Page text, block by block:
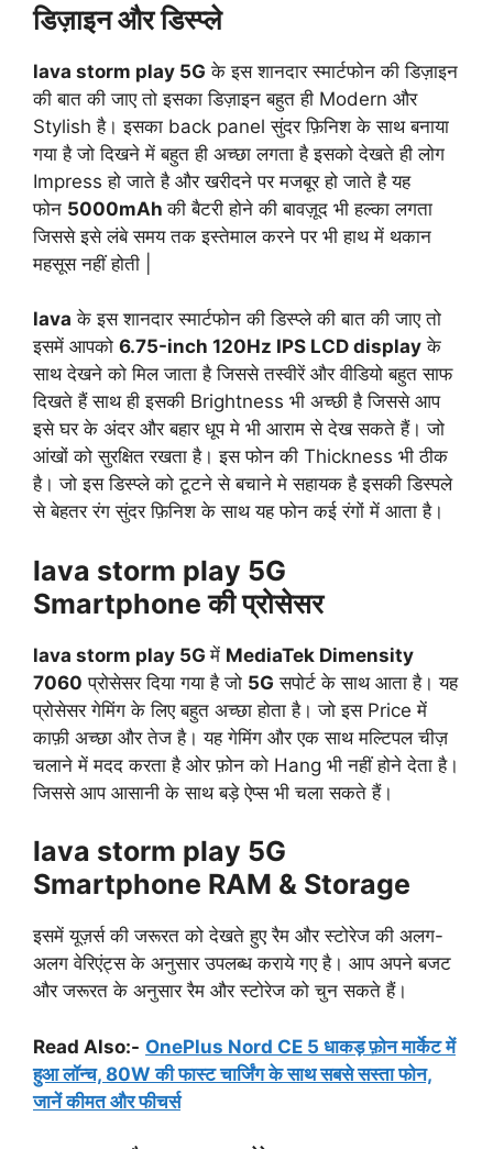
डिज़ाइन और डिस्प्ले
lava storm play 5G के इस शानदार स्मार्टफोन की डिज़ाइन
की बात की जाए तो इसका डिज़ाइन बहुत ही Modern और
Stylish है। इसका back panel सुंदर फ़िनिश के साथ बनाया
गया है जो दिखने में बहुत ही अच्छा लगता है इसको देखते ही लोग
Impress हो जाते है और खरीदने पर मजबूर हो जाते है यह
फोन 5000mAhकी बैटरी होने की बावज़ूद भी हल्का लगता
जिससे इसे लंबे समय तक इस्तेमाल करने पर भी हाथ में थकान
महसूस नहीं होती |
lava के इस शानदार स्मार्टफोन की डिस्प्ले की बात की जाए तो
इसमें आपको 6.75-inch 120Hz IPS LCD display के
साथ देखने को मिल जाता है जिससे तस्वीरें और वीडियो बहुत साफ
दिखते हैं साथ ही इसकी Brightness भी अच्छी है जिससे आप
इसे घर के अंदर और बहार धूप मे भी आराम से देख सकते हैं। जो
आंखों को सुरक्षित रखता है। इस फोन की Thickness भी ठीक
है। जो इस डिस्प्ले को टूटने से बचाने मे सहायक है इसकी डिस्पले
से बेहतर रंग सुंदर फ़िनिश के साथ यह फोन कई रंगों में आता है।
lava storm play 5G
Smartphone की प्रोसेसर
lava storm play 5G में MediaTek Dimensity
7060 प्रोसेसर दिया गया है जो 5G सपोर्ट के साथ आता है। यह
प्रोसेसर गेमिंग के लिए बहुत अच्छा होता है। जो इस Price में
काफ़ी अच्छा और तेज है। यह गेमिंग और एक साथ मल्टिपल चीज़
चलाने में मदद करता है ओर फ़ोन को Hang भी नहीं होने देता है।
जिससे आप आसानी के साथ बड़े ऐप्स भी चला सकते हैं।
lava storm play 5G
Smartphone RAM & Storage
इसमें यूज़र्स की जरूरत को देखते हुए रैम और स्टोरेज की अलग-
अलग वेरिएंट्स के अनुसार उपलब्ध कराये गए है। आप अपने बजट
और जरूरत के अनुसार रैम और स्टोरेज को चुन सकते हैं।
Read Also:- OnePlus Nord CE 5 धाकड़ फ़ोन मार्केट में
हुआ लॉन्च, 80W की फास्ट चार्जिंग के साथ सबसे सस्ता फोन,
जानें कीमत और फीचर्स